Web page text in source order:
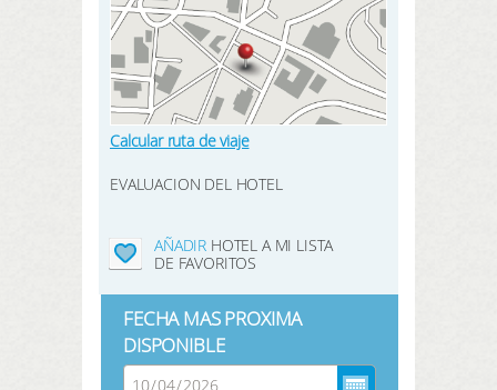
Calcular ruta de viaje
EVALUACION DEL HOTEL
AÑADIR HOTEL A MI LISTA
DE FAVORITOS
FECHA MAS PROXIMA
DISPONIBLE